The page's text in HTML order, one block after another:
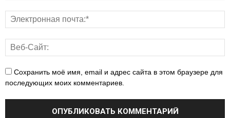
Сохранить моё имя, email и адрес сайта в этом браузере для
последующих моих комментариев.